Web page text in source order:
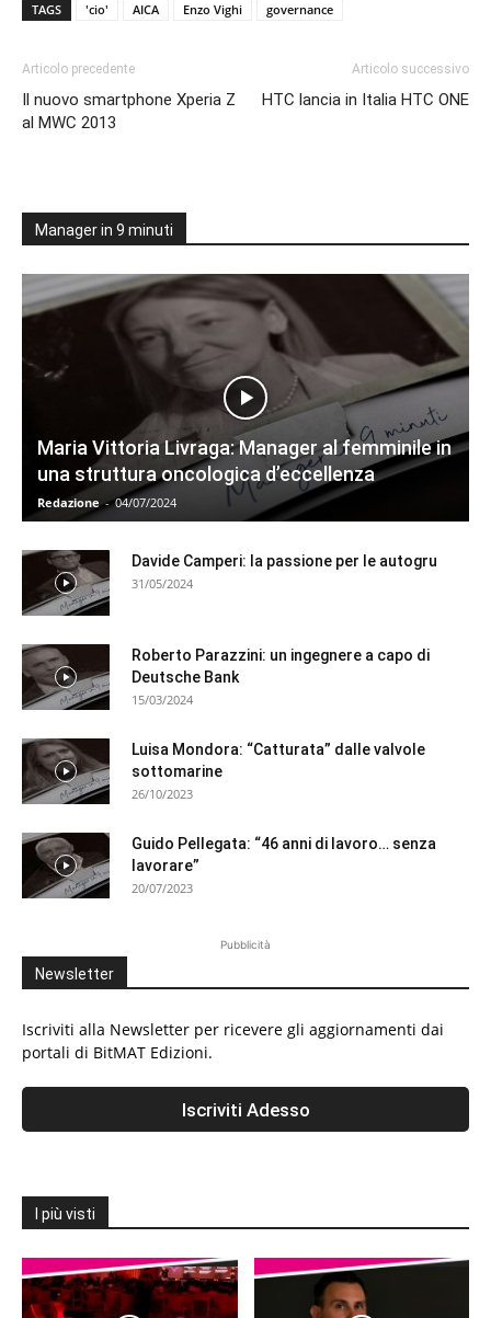
TAGS 'cio' AICA Enzo Vighi governance
Articolo precedente
Il nuovo smartphone Xperia Z
al MWC 2013
Articolo successivo
HTC lancia in Italia HTC ONE
Manager in 9 minuti
Maria Vittoria Livraga: Manager al femminile in
una struttura oncologica d’eccellenza
Redazione - 04/07/2024
Davide Camperi: la passione per le autogru
31/05/2024
Roberto Parazzini: un ingegnere a capo di
Deutsche Bank
15/03/2024
Luisa Mondora: “Catturata” dalle valvole
sottomarine
26/10/2023
Guido Pellegata: “46 anni di lavoro… senza
lavorare”
20/07/2023
Pubblicità
Newsletter
Iscriviti alla Newsletter per ricevere gli aggiornamenti dai
portali di BitMAT Edizioni.
I più visti